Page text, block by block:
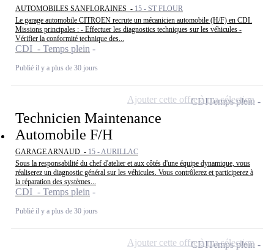
AUTOMOBILES SANFLORAINES - 15 - ST FLOUR
Le garage automobile CITROEN recrute un mécanicien automobile (H/F) en CDI.
Missions principales : - Effectuer les diagnostics techniques sur les véhicules -
Vérifier la conformité technique des...
CDI - Temps plein
Publié il y a plus de 30 jours
Technicien Maintenance
Automobile F/H
GARAGE ARNAUD - 15 - AURILLAC
Sous la responsabilité du chef d'atelier et aux côtés d'une équipe dynamique, vous
réaliserez un diagnostic général sur les véhicules. Vous contrôlerez et participerez à
la réparation des systèmes...
CDI - Temps plein
Publié il y a plus de 30 jours
CDITemps plein
Ajouter cette offre à ma sélection
CDITemps plein
Ajouter cette offre à ma sélection